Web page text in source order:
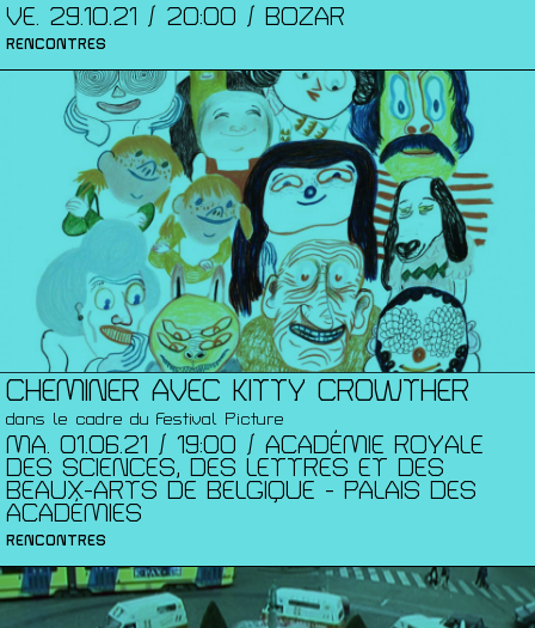
VE. 29.10.21 / 20:00 / BOZAR
RENCONTRES
CHEMINER AVEC KITTY CROWTHER
dans le cadre du Festival Picture
MA. 01.06.21 / 19:00 / ACADÉMIE ROYALE
DES SCIENCES, DES LETTRES ET DES
BEAUX-ARTS DE BELGIQUE - PALAIS DES
ACADÉMIES
RENCONTRES